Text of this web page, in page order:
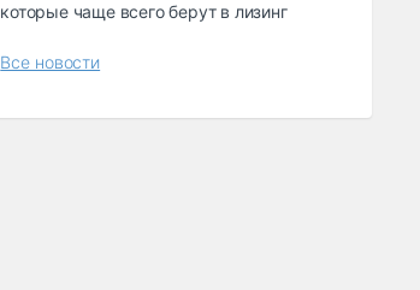
которые чаще всего берут в лизинг
Все новости